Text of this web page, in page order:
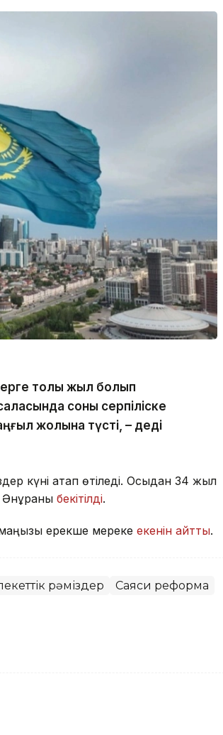
толы жыл болып
соны серпіліске
жолына түсті, – деді
күні атап өтіледі. Осыдан 34 жыл
Әнұраны бекітілді.
маңызы ерекше мереке екенін айтты.
рәміздер
Саяси реформа